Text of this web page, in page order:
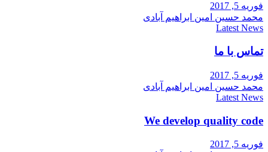
فوریه 5, 2017
محمد حسین امین ابراهیم آبادی
Latest News
تماس با ما
فوریه 5, 2017
محمد حسین امین ابراهیم آبادی
Latest News
We develop quality code
فوریه 5, 2017